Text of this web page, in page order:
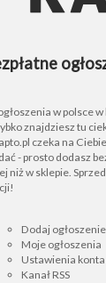
w polsce
znajdziesz tu
czeka na
- prosto dodasz
niż w sklepie.
Dodaj ogłoszenie
Moje ogłoszenia
Ustawienia konta
Kanał RSS